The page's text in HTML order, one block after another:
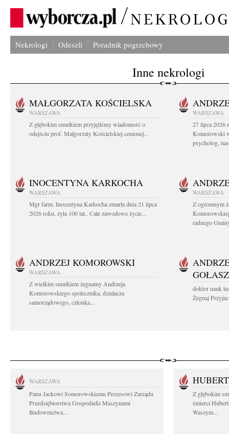
Nekrologi Odeszli Poradnik pogrzebowy
Inne nekrologi
MAŁGORZATA KOŚCIELSKA
WARSZAWA
Z głębokim smutkiem przyjęliśmy wiadomość o
odejściu prof. Małgorzaty Kościelskiej cenionej...
WARSZAWA
27 lipca 2026
Komorowski
psycholog,
INOCENTYNA KARKOCHA
WARSZAWA
Mgr farm. Inocentyna Karkocha zmarła dnia 21 lipca
2026 roku, żyła 100 lat.. Całe zawodowe życie...
WARSZAWA
Z ogromnym
radnego
ANDRZEJ KOMOROWSKI
WARSZAWA
Z wielkim smutkiem żegnamy Andrzeja
Komorowskiego społecznika, działacza
samorządowego, członka...
doktor nauk
Żegnaj
WARSZAWA
Panu Jackowi Somorowskiemu Prezesowi Zarządu
Przedsiębiorstwa Gospodarki Maszynami
Budownictwa...
Z głębokim
śmierci
Waszym...